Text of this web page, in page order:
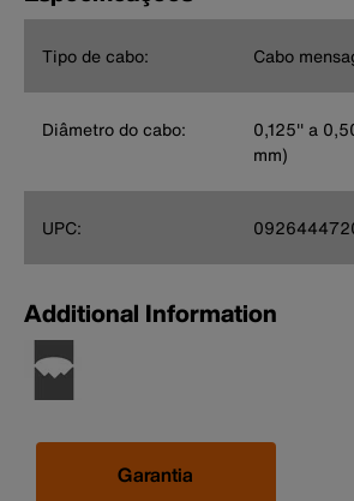
Tipo de cabo: Cabo
Diâmetro do cabo:
0,125'' a
mm)
UPC:
Additional Information
Garantia